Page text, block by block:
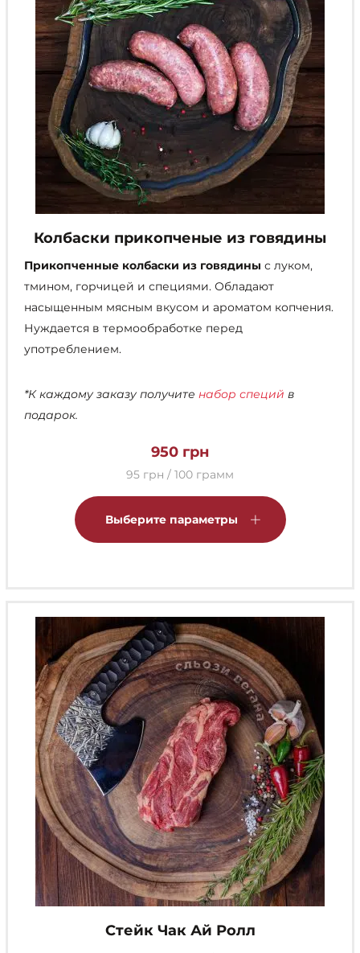
товара.
Колбаски прикопченые из говядины
Прикопченные колбаски из говядины с луком,
тмином, горчицей и специями. Обладают
насыщенным мясным вкусом и ароматом копчения.
Нуждается в термообработке перед
употреблением.
*К каждому заказу получите набор специй в
подарок.
950 грн
95 грн / 100 грамм
Выберите параметры
товар
можно
странице
товара.
Стейк Чак Ай Ролл